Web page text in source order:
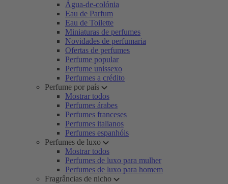
Água-de-colónia
Eau de Parfum
Eau de Toilette
Miniaturas de perfumes
Novidades de perfumaria
Ofertas de perfumes
Perfume popular
Perfume unissexo
Perfumes a crédito
Perfume por país
Mostrar todos
Perfumes árabes
Perfumes franceses
Perfumes italianos
Perfumes espanhóis
Perfumes de luxo
Mostrar todos
Perfumes de luxo para mulher
Perfumes de luxo para homem
Fragrâncias de nicho